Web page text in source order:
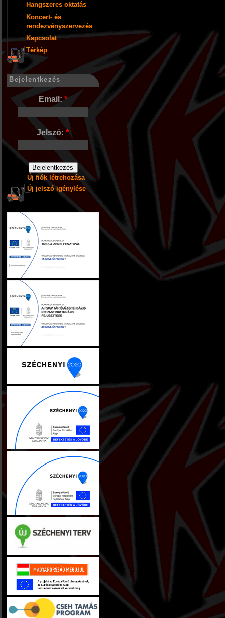
Hangszeres oktatás
Koncert- és
rendezvényszervezés
Kapcsolat
Térkép
Bejelentkezés
Email:*
Jelszó:*
Új fiók létrehozása
Új jelszó igénylése